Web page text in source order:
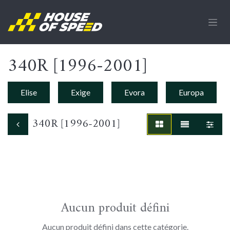
340R [1996-2001]
Elise Exige Evora Europa
340R [1996-2001]
Aucun produit défini
Aucun produit défini dans cette catégorie.